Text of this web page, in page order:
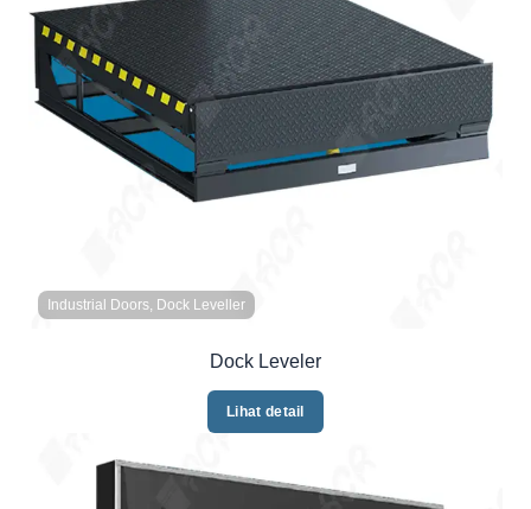
Industrial Doors, Dock Leveller
Dock Leveler
Lihat detail